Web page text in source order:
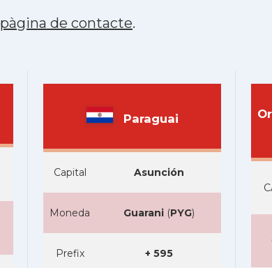
pàgina de contacte.
Paraguai
Capital Asunción
Moneda Guarani(PYG)
Prefix + 595